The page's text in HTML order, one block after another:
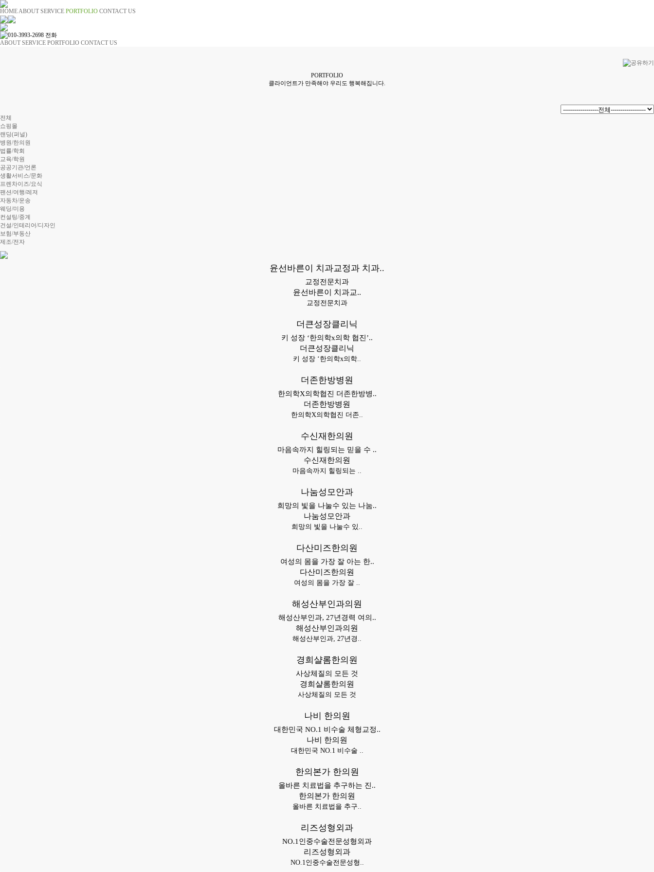
HOMEABOUT SERVICE PORTFOLIO CONTACT US
ABOUT SERVICE PORTFOLIO CONTACT US
PORTFOLIO
클라이언트가 만족해야 우리도 행복해집니다.
전체
쇼핑몰
랜딩(퍼널)
병원/한의원
법률/학회
교육/학원
공공기관/언론
생활서비스/문화
프렌차이즈/요식
팬션/여행/레져
자동차/운송
웨딩/미용
컨설팅/중계
건설/인테리어/디자인
보험/부동산
제조/전자
윤선바른이 치과교정과 치과..
교정전문치과
윤선바른이 치과교..
교정전문치과
더큰성장클리닉
키 성장 ‘한의학x의학 협진’..
더큰성장클리닉
키 성장 ‘한의학x의학..
더존한방병원
한의학X의학협진 더존한방병..
더존한방병원
한의학X의학협진 더존..
수신재한의원
마음속까지 힐링되는 믿을 수 ..
수신재한의원
마음속까지 힐링되는 ..
나눔성모안과
희망의 빛을 나눌수 있는 나눔..
나눔성모안과
희망의 빛을 나눌수 있..
다산미즈한의원
여성의 몸을 가장 잘 아는 한..
다산미즈한의원
여성의 몸을 가장 잘 ..
해성산부인과의원
해성산부인과, 27년경력 여의..
해성산부인과의원
해성산부인과, 27년경..
경희샬롬한의원
​사상체질의 모든 것
경희샬롬한의원
​사상체질의 모든 것
나비 한의원
대한민국 NO.1 비수술 체형교정..
나비 한의원
대한민국 NO.1 비수술 ..
한의본가 한의원
올바른 치료법을 추구하는 진..
한의본가 한의원
올바른 치료법을 추구..
리즈성형외과
NO.1인중수술전문성형외과
리즈성형외과
NO.1인중수술전문성형..